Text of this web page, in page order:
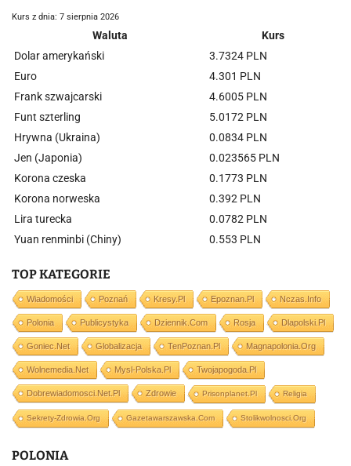
Kurs z dnia: 7 sierpnia 2026
Waluta
Kurs
Dolar amerykański
3.7324 PLN
Euro
4.301 PLN
Frank szwajcarski
4.6005 PLN
Funt szterling
5.0172 PLN
Hrywna (Ukraina)
0.0834 PLN
Jen (Japonia)
0.023565 PLN
Korona czeska
0.1773 PLN
Korona norweska
0.392 PLN
Lira turecka
0.0782 PLN
Yuan renminbi (Chiny)
0.553 PLN
TOP KATEGORIE
Wiadomości Poznań Kresy.pl Epoznan.pl Nczas.info
Polonia Publicystyka Dziennik.com Rosja Dlapolski.pl
Goniec.net Globalizacja TenPoznan.pl Magnapolonia.org
Wolnemedia.net Mysl-Polska.pl Twojapogoda.pl
Dobrewiadomosci.net.pl Zdrowie Prisonplanet.pl Religia
Sekrety-Zdrowia.org Gazetawarszawska.com Stolikwolnosci.org
POLONIA